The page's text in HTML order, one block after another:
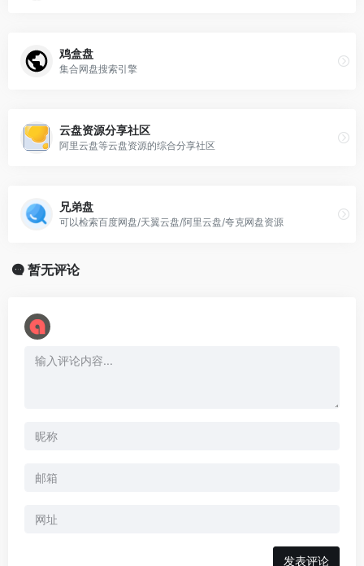
鸡盒盘
集合网盘搜索引擎
云盘资源分享社区
阿里云盘等云盘资源的综合分享社区
兄弟盘
可以检索百度网盘/天翼云盘/阿里云盘/夸克网盘资源
暂无评论